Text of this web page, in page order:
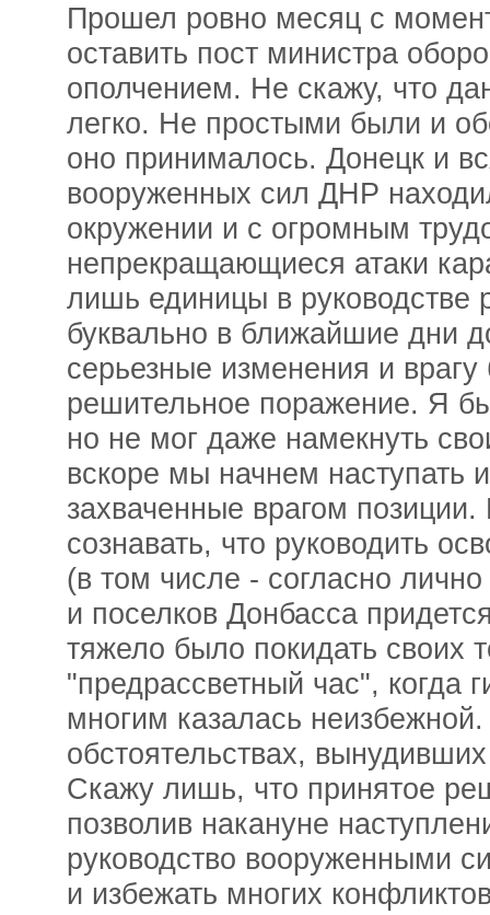
Прошел ровно месяц с
оставить пост министра
ополчением. Не скажу, что
легко. Не простыми были и
оно принималось. Донецк и
вооруженных сил ДНР
окружении и с огромным
непрекращающиеся атаки
лишь единицы в руководстве
буквально в ближайшие дни
серьезные изменения и врагу
решительное поражение. Я
но не мог даже намекнуть
вскоре мы начнем наступать
захваченные врагом
сознавать, что руководить
(в том числе - согласно
и поселков Донбасса
тяжело было покидать своих
"предрассветный час", когда
многим казалась
обстоятельствах,
Скажу лишь, что принятое
позволив накануне
руководство вооруженными
и избежать многих